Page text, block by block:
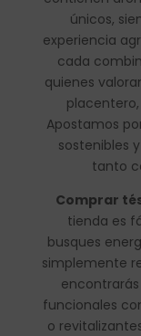
únicos,
experiencia
cada
quienes
Apostamos
sostenibles
tanto
Comprar
tienda es
busques
simplemente
funcionales
o